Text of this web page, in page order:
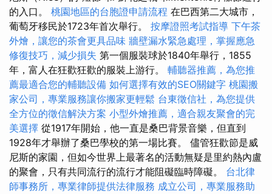
的入口。 桃園地區的台胞證申請流程 在巴西第二大城市，
葡萄牙移民於1723年首次舉行。 按摩證照考試指導 下午茶
外燴，讓您的茶會更具品味 牆壁漏水緊急處理，掌握應急
修復技巧，減少損失 第一個服裝球於1840年舉行，1855
年，富人在狂歡狂歡的服裝上游行。 輔聽器推薦，為您推
薦最適合您的輔聽設備 如何選擇有效的SEO關鍵字 桃園搬
家公司，專業服務讓你搬家更輕鬆 台東徵信社，為您提供
全方位的徵信解決方案 小型外燴推薦，適合親友聚會的完
美選擇 從1917年開始，他一直是桑巴背景音樂，但直到
1928年才舉辦了桑巴學校的第一場比賽。 儘管狂歡節是威
尼斯的家園，但如今世界上最著名的活動無疑是里約熱內盧
的聚會，只有共同流行的流行才能阻礙臨時障礙。 台北律
師事務所，專業律師提供法律服務 成立公司，專業服務助